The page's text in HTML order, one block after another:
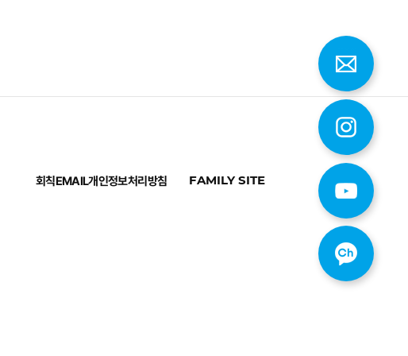
회칙EMAIL개인정보처리방침 FAMILY SITE